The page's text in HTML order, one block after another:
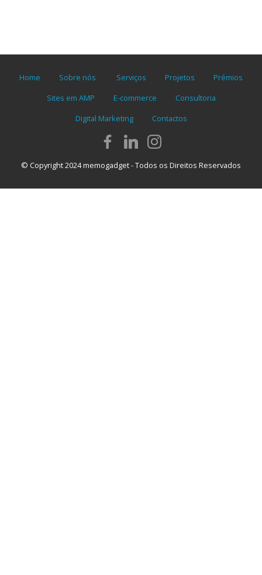
Home Sobre nós Serviços Projetos
Prémios
Sites em AMP
E-commerce
Consultoria
Digital Marketing
Contactos
© Copyright 2024 memogadget - Todos os Direitos Reservados